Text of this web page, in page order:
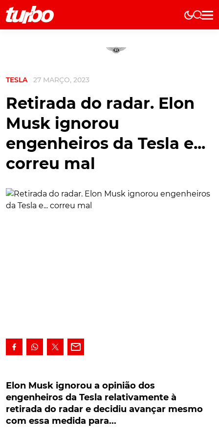
Elétricos
Testes
Marcas
Curiosidades
Elétricos
Técnica
Testes
TESLA 27 MARÇO, 2023
Retirada do radar. Elon
Musk ignorou
engenheiros da Tesla e...
correu mal
da Tesla relativamente à retirada do radar e
decidiu avançar mesmo com essa medida
para...
Elon Musk ignorou a opinião dos engenheiros da
Elon Musk ignorou a opinião dos
engenheiros da Tesla relativamente à
retirada do radar e decidiu avançar mesmo
com essa medida para...